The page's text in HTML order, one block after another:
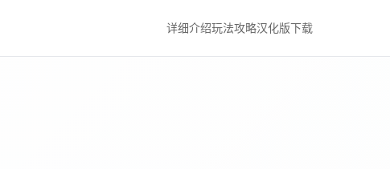
详细介绍玩法攻略汉化版下载